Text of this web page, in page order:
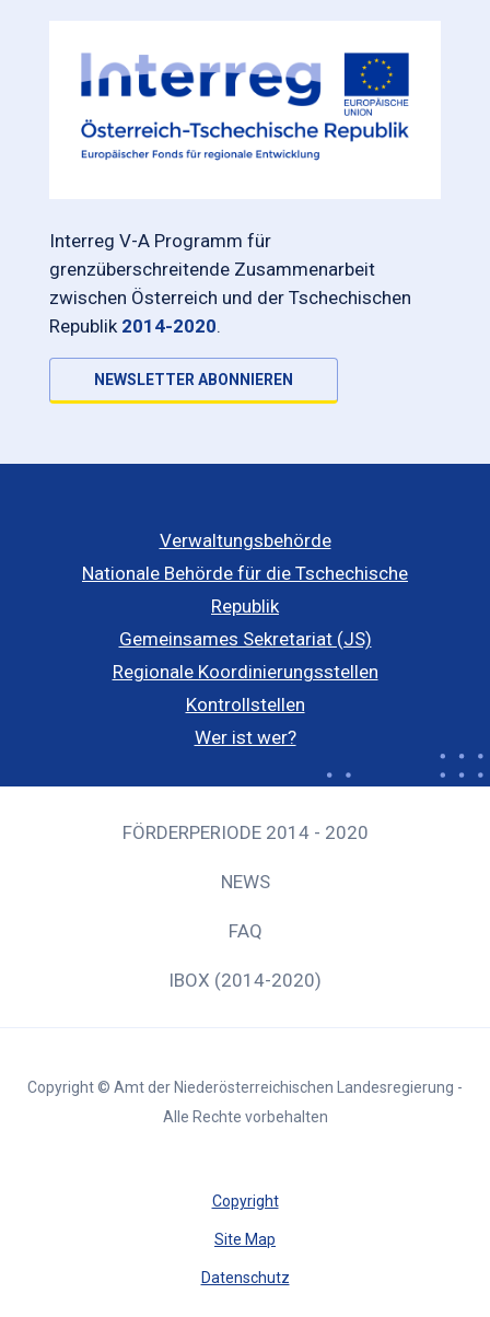
Interreg V-A Programm für
grenzüberschreitende Zusammenarbeit
zwischen Österreich und der Tschechischen
Republik 2014-2020.
NEWSLETTER ABONNIEREN
Verwaltungsbehörde
Nationale Behörde für die Tschechische
Republik
Gemeinsames Sekretariat (JS)
Regionale Koordinierungsstellen
Kontrollstellen
Wer ist wer?
FÖRDERPERIODE 2014 - 2020
NEWS
FAQ
IBOX (2014-2020)
Copyright © Amt der Niederösterreichischen Landesregierung -
Alle Rechte vorbehalten
Copyright
Site Map
Datenschutz